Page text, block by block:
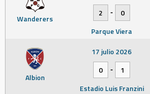
Wanderers
2
-
0
Parque Viera
Albion
17 julio 2026
0
-
1
Estadio Luis Franzini